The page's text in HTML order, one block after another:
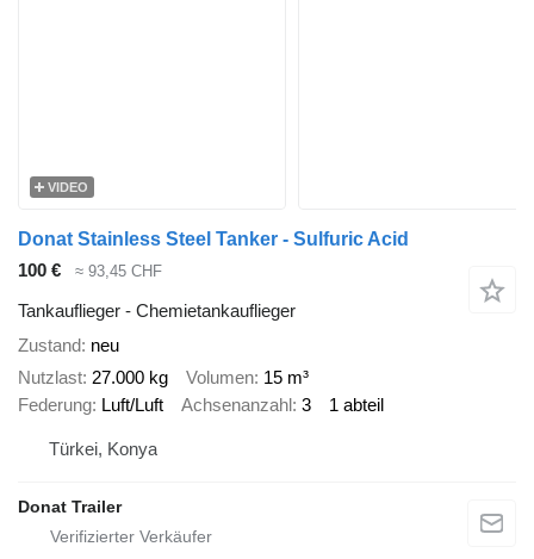
VIDEO
Donat Stainless Steel Tanker - Sulfuric Acid
100 €
≈ 93,45 CHF
Tankauflieger - Chemietankauflieger
Zustand neu
Nutzlast 27.000 kg Volumen 15 m³
Federung Luft/Luft Achsenanzahl 3 1 abteil
Türkei, Konya
Donat Trailer